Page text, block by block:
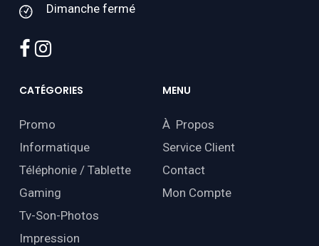
Dimanche fermé
facebook
instagram
CATÉGORIES
Promo
Informatique
Téléphonie / Tablette
Gaming
Tv-Son-Photos
Impression
MENU
À Propos
Service Client
Contact
Mon Compte